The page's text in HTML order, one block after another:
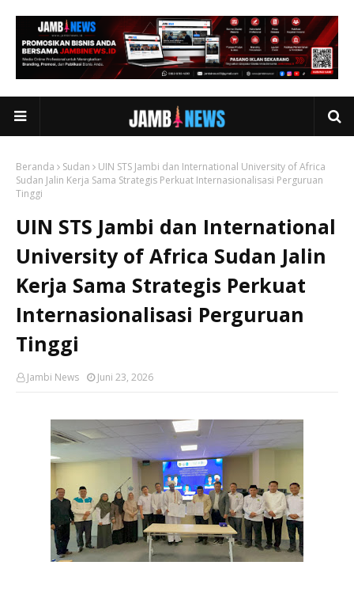
Beranda Sudan
UIN STS Jambi dan International University of Africa
Sudan Jalin Kerja Sama Strategis Perkuat Internasionalisasi Perguruan
Tinggi
UIN STS Jambi dan International
University of Africa Sudan Jalin
Kerja Sama Strategis Perkuat
Internasionalisasi Perguruan
Tinggi
Jambi News Juni 23, 2026